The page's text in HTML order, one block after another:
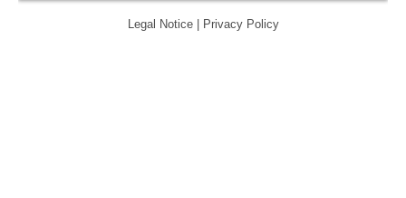
Legal Notice Privacy Policy